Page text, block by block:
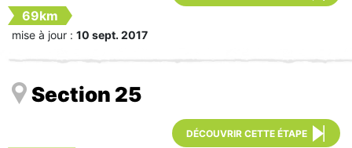
69km
mise à jour : 10 sept. 2017
Section 25
DÉCOUVRIR CETTE ÉTAPE